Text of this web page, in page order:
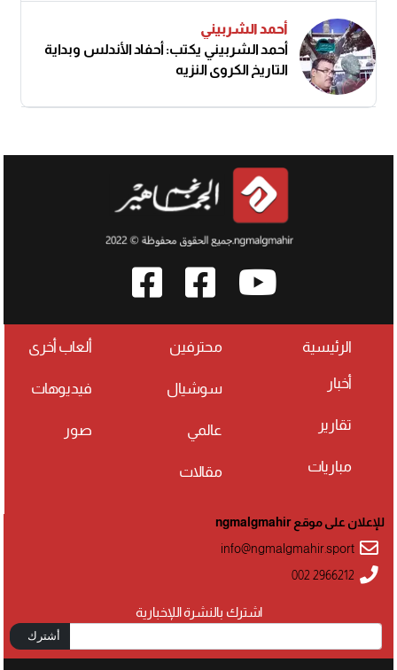
أحمد الشربيني
أحمد الشربيني يكتب: أحفاد الأندلس وبداية
التاريخ الكروي النزيه
الرئيسية
أخبار
تقارير
مباريات
محترفين
سوشيال
عالمي
مقالات
ألعاب أخرى
فيديوهات
صور
اشترك بالنشرة اللإخبارية
أشترك
للإعلان على موقع ngmalgmahir
info@ngmalgmahir.sport
002 2966212